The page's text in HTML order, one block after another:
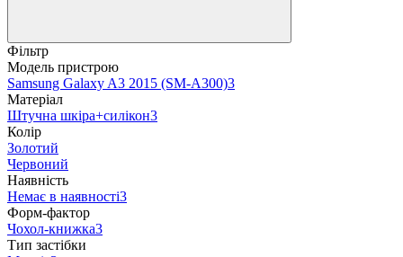
Фільтр
Модель пристрою
Samsung Galaxy A3 2015 (SM-A300)3
Матеріал
Штучна шкіра+силікон3
Колір
Золотий
Червоний
Наявність
Немає в наявності3
Форм-фактор
Чохол-книжка3
Тип застібки